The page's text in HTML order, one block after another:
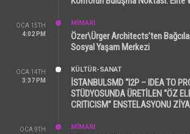
OCA 15TH
4:02 PM
MİMARİ
Özer\Ürger Architects’ten
Sosyal Yaşam Merkezi
OCA 14TH
3:37 PM
KÜLTÜR-SANAT
İSTANBULSMD “I2P – IDEA TO
STÜDYOSUNDA ÜRETİLEN “ÖZ
CRITICISM” ENSTELASYONU
OCA 9TH
MİMARİ